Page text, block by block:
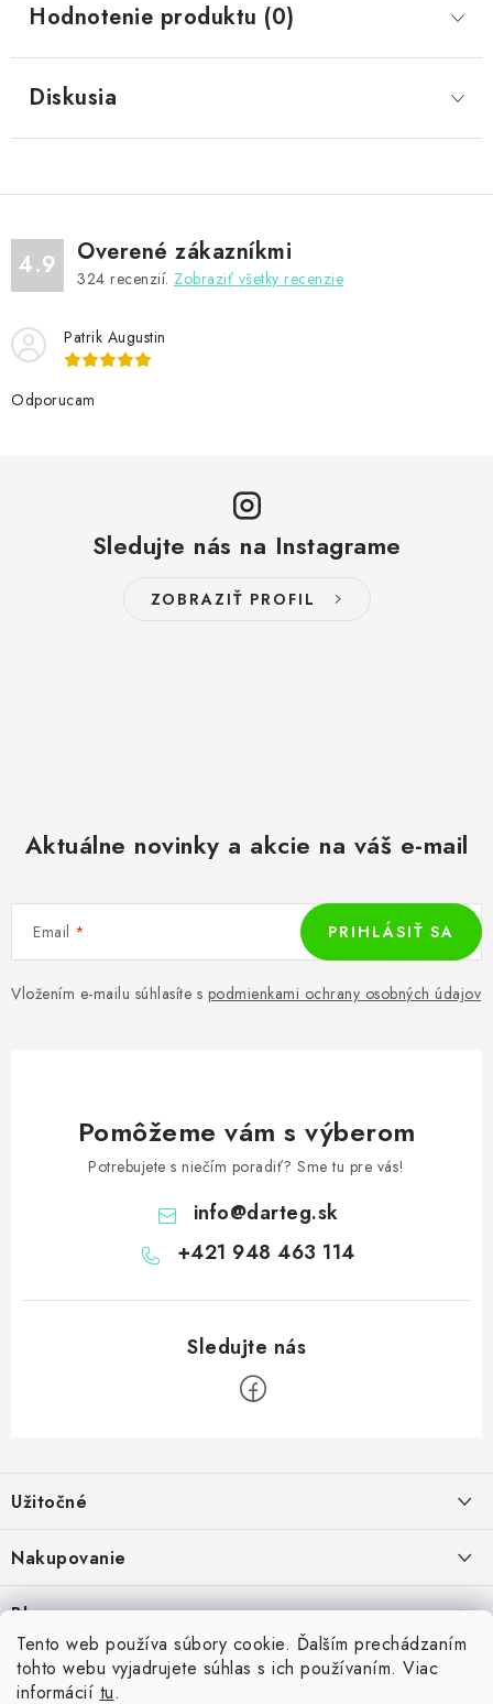
Tento web používa súbory cookie. Ďalším prechádzaním
tohto webu vyjadrujete súhlas s ich používaním. Viac
informácií tu.
Hodnotenie produktu (0)
Diskusia
4.9 Overené zákazníkmi
324 recenzií. Zobraziť všetky recenzie
Patrik Augustin
Odporucam
Sledujte nás na Instagrame
ZOBRAZIŤ PROFIL
Aktuálne novinky a akcie na váš e-mail
Email
Vložením e-mailu súhlasíte s podmienkami ochrany osobných údajov
PRIHLÁSIŤ SA
Pomôžeme vám s výberom
Potrebujete s niečím poradiť? Sme tu pre vás!
info@darteg.sk
+421 948 463 114
p
ä
i
Užitočné
O nás
Spolupráca s klubmi
Nakupovanie
Ako nakupovať
Možnosti dopravy
Možnosti platby
Blog
Skrutkovacie hroty na šípky: Swiss Point, Switch Point, Quick Point a
EZ-Point – kompatibilita a rozdiely
Príďte si vyskúšať šípky